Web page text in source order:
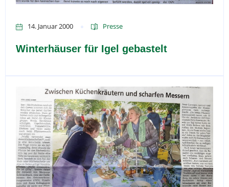
14. Januar 2000 Presse
Winterhäuser für Igel gebastelt